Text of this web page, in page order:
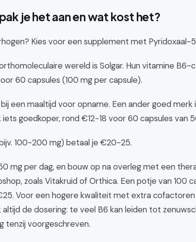
je het aan en wat kost het?
Kies voor een supplement met Pyridoxaal-
wereld is Solgar. Hun vitamine B6-
60 capsules (100 mg per capsule).
een maaltijd voor opname. Een ander goed merk
goedkoper, rond €12-18 voor 60 capsules van
100-200 mg) betaal je €20-25.
mg per dag, en bouw op na overleg met een
zoals Vitakruid of Orthica. Een potje van 100
Voor een hogere kwaliteit met extra cofactoren
de dosering: te veel B6 kan leiden tot
tenzij voorgeschreven.